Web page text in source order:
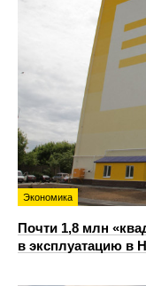
Экономика
Почти 1,8 млн
в эксплуатацию в